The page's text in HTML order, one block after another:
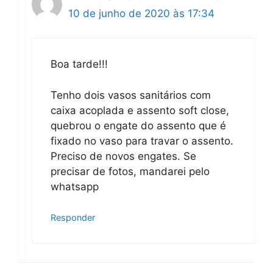
10 de junho de 2020 às 17:34
Boa tarde!!!
Tenho dois vasos sanitários com
caixa acoplada e assento soft close,
quebrou o engate do assento que é
fixado no vaso para travar o assento.
Preciso de novos engates. Se
precisar de fotos, mandarei pelo
whatsapp
Responder